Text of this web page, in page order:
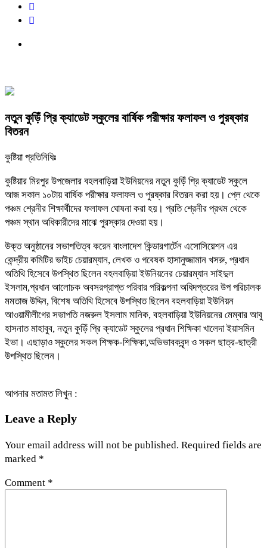
নতুন কুড়িঁ প্রি ক্যাডেট স্কুলের বার্ষিক পরীক্ষার ফলাফল ও পুরষ্কার
বিতরন
কুষ্টিয়া প্রতিনিধিঃ
কুষ্টিয়ার মিরপুর উপজেলার বহলবাড়িয়া ইউনিয়নের নতুন কুড়িঁ প্রি ক্যাডেট স্কুলে
আজ সকাল ১০টায় বার্ষিক পরীক্ষার ফলাফল ও পুরষ্কার বিতরন করা হয়। প্লে থেকে
পঞ্চম শ্রেনীর শিক্ষার্থীদের ফলাফল ঘোষনা করা হয়। প্রতি শ্রেনীর প্রথম থেকে
পঞ্চম স্থান অধিকারীদের মাঝে পুরস্কার দেওয়া হয়।
উক্ত অনুষ্ঠানের সভাপতিত্ব করেন বাংলাদেশ কিন্ডারগার্টেন এসোসিয়েশন এর
কেন্দ্রীয় কমিটির ভাইচ চেয়ারম্যান, লেখক ও গবেষক হাসানুজ্জামান খসরু, প্রধান
অতিথি হিসেবে উপস্থিত ছিলেন বহলবাড়িয়া ইউনিয়নের চেয়ারম্যান সাইদুল
ইসলাম,প্রধান আলোচক অবসরপ্রাপ্ত পরিবার পরিকল্পনা অধিদপ্তরের উপ পরিচালক
মমতাজ উদ্দিন, বিশেষ অতিথি হিসেবে উপস্থিত ছিলেন বহলবাড়িয়া ইউনিয়ন
আওয়ামীলীগের সভাপতি নজরুল ইসলাম মানিক, বহলবাড়িয়া ইউনিয়নের মেম্বার আবু
হাসনাত মাহাবুব, নতুন কুড়িঁ প্রি ক্যাডেট স্কুলের প্রধান শিক্ষিকা খালেদা ইয়াসমিন
ইভা। এছাড়াও স্কুলের সকল শিক্ষক-শিক্ষিকা,অভিভাবকবৃন্দ ও সকল ছাত্র-ছাত্রী
উপস্থিত ছিলেন।
আপনার মতামত লিখুন :
Leave a Reply
Your email address will not be published. Required fields are
marked *
Comment *